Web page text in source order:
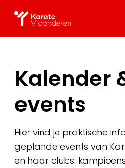
Kalender
events
Hier vind je praktische
geplande events van
en haar clubs: